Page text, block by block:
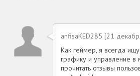
anfisaKED285 [21
Как геймер, я всегда
графику и управление в
прочитать отзывы